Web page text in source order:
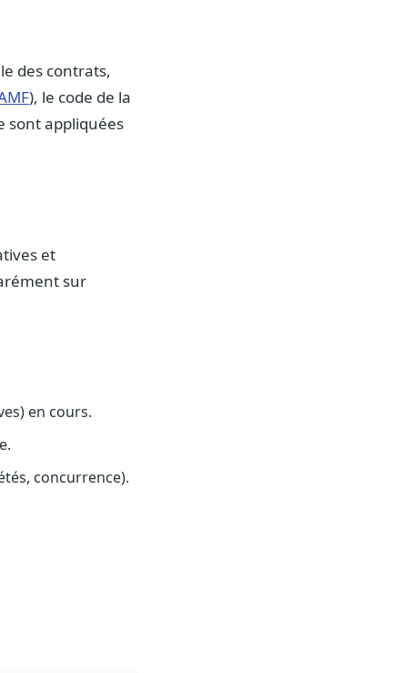
des contrats,
), le code de la
sont appliquées
et
sur
en cours.
concurrence).